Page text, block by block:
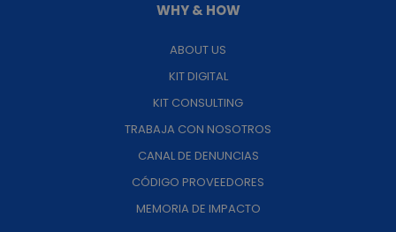
WHY & HOW
ABOUT US
KIT DIGITAL
KIT CONSULTING
TRABAJA CON NOSOTROS
CANAL DE DENUNCIAS
CÓDIGO PROVEEDORES
MEMORIA DE IMPACTO